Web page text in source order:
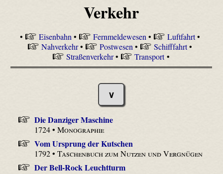
Verkehr
• Eisenbahn • Fernmeldewesen • Luftfahrt•
Nahverkehr• Postwesen • Schifffahrt•
Straßenverkehr• Transport•
∨
Die Danziger Maschine
1724 •Monographie
Vom Ursprung der Kutschen
1792 •Taschenbuch zum Nutzen und Vergnügen
Der Bell-Rock Leuchtturm